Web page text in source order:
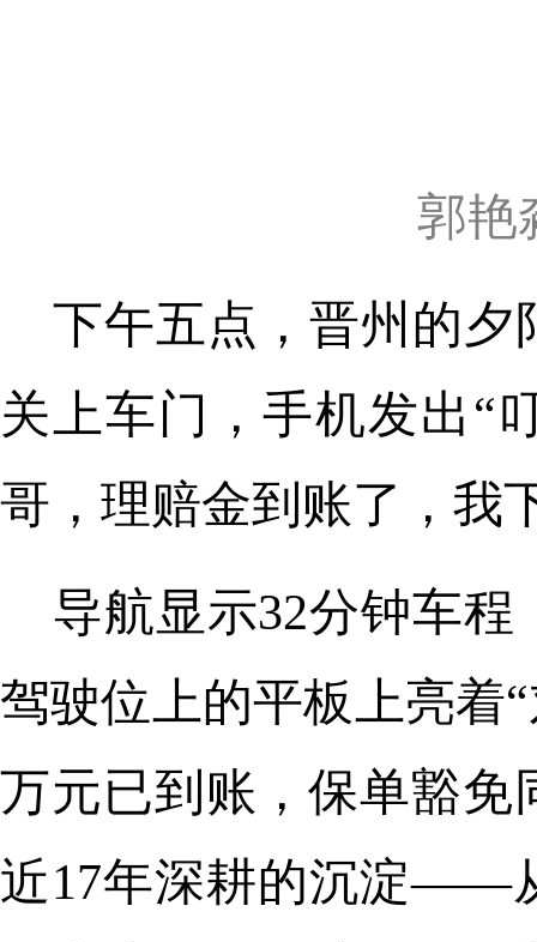
郭艳
下午五点，晋州的夕
关上车门，手机发出
哥，理赔金到账了，我
导航显示32分钟车
驾驶位上的平板上亮着
万元已到账，保单豁免
近17年深耕的沉淀——